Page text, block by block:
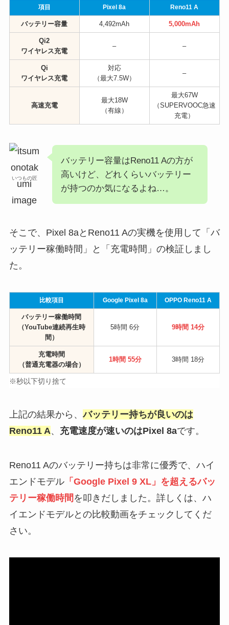
項目 Pixel 8a Reno11 A
バッテリー容量 4,492mAh 5,000mAh
Qi2
ワイヤレス充電
– –
Qi
ワイヤレス充電
対応
（最大7.5W）
–
高速充電
最大18W
（有線）
最大67W
（SUPERVOOC急速
充電）
いつもの匠
バッテリー容量はReno11 Aの方が
高いけど、どれくらいバッテリー
が持つのか気になるよね…。
そこで、Pixel 8aとReno11 Aの実機を使用して「バ
ッテリー稼働時間」と「充電時間」の検証しまし
た。
比較項目 Google Pixel 8a OPPO Reno11 A
バッテリー稼働時間
（YouTube連続再生時
間）
5時間 6分 9時間 14分
充電時間
（普通充電器の場合）
1時間 55分 3時間 18分
※秒以下切り捨て
上記の結果から、バッテリー持ちが良いのは
Reno11 A、 充電速度が速いのはPixel 8aです。
Reno11 Aのバッテリー持ちは非常に優秀で、ハイ
エンドモデル「Google Pixel 9 XL」を超えるバッ
テリー稼働時間 を叩きだしました。詳しくは、ハ
イエンドモデルとの比較動画をチェックしてくだ
さい。